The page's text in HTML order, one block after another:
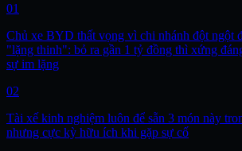
01
Chủ xe BYD thất vọng vì chi nhánh đột ngột
"lặng thinh": bỏ ra gần 1 tỷ đồng thì xứng
sự im lặng
02
Tài xế kinh nghiệm luôn để sẵn 3 món này
nhưng cực kỳ hữu ích khi gặp sự cố